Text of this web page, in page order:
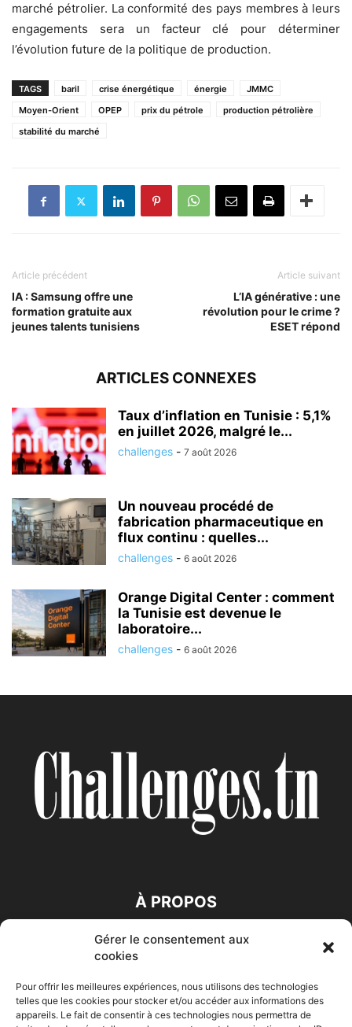
Gérer le consentement aux
cookies
Pour offrir les meilleures expériences, nous utilisons des technologies
telles que les cookies pour stocker et/ou accéder aux informations des
appareils. Le fait de consentir à ces technologies nous permettra de
marché pétrolier. La conformité des pays membres à leurs
engagements sera un facteur clé pour déterminer
l’évolution future de la politique de production.
TAGS baril crise énergétique énergie
JMMC
Moyen-Orient
OPEP prix du pétrole
production pétrolière
stabilité du marché
Article précédent
IA : Samsung offre une
formation gratuite aux
jeunes talents tunisiens
Article suivant
L’IA générative : une
révolution pour le crime ?
ESET répond
ARTICLES CONNEXES
Taux d’inflation en Tunisie : 5,1%
en juillet 2026, malgré le...
challenges - 7 août 2026
Un nouveau procédé de
fabrication pharmaceutique en
flux continu : quelles...
challenges - 6 août 2026
Orange Digital Center : comment
la Tunisie est devenue le
laboratoire...
challenges - 6 août 2026
À PROPOS
SUIVEZ NOUS